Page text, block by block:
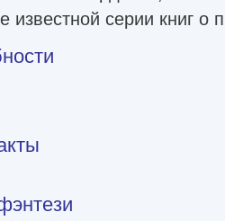
известной серии книг о